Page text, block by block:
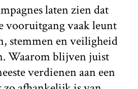
laten zien dat
vooruitgang vaak leunt
stemmen en veiligheid
Waarom blijven juist
verdienen aan een